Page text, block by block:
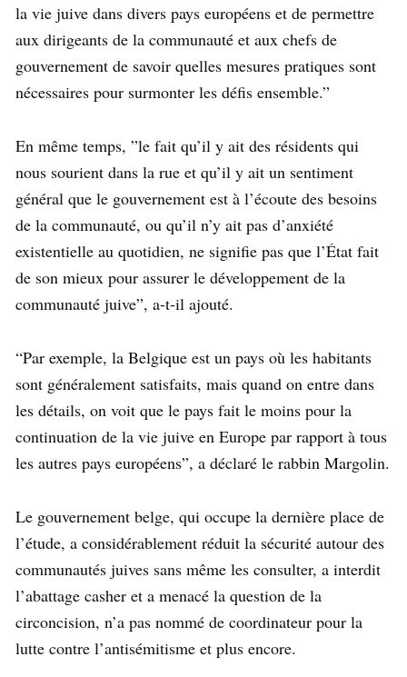
la vie juive dans divers pays européens et de permettre
aux dirigeants de la communauté et aux chefs de
gouvernement de savoir quelles mesures pratiques sont
nécessaires pour surmonter les défis ensemble.”
En même temps, ”le fait qu’il y ait des résidents qui
nous sourient dans la rue et qu’il y ait un sentiment
général que le gouvernement est à l’écoute des besoins
de la communauté, ou qu’il n’y ait pas d’anxiété
existentielle au quotidien, ne signifie pas que l’État fait
de son mieux pour assurer le développement de la
communauté juive”, a-t-il ajouté.
“Par exemple, la Belgique est un pays où les habitants
sont généralement satisfaits, mais quand on entre dans
les détails, on voit que le pays fait le moins pour la
continuation de la vie juive en Europe par rapport à tous
les autres pays européens”, a déclaré le rabbin Margolin.
Le gouvernement belge, qui occupe la dernière place de
l’étude, a considérablement réduit la sécurité autour des
communautés juives sans même les consulter, a interdit
l’abattage casher et a menacé la question de la
circoncision, n’a pas nommé de coordinateur pour la
lutte contre l’antisémitisme et plus encore.